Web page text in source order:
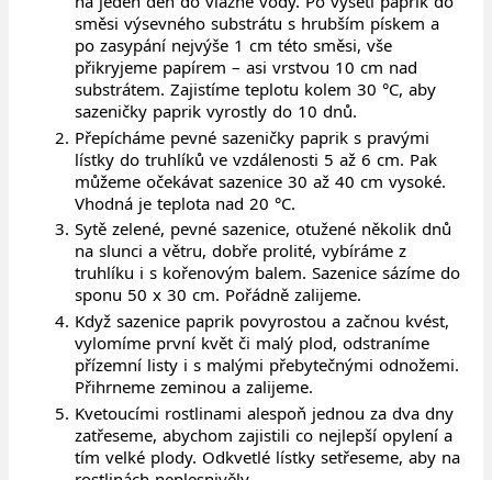
směsi výsevného substrátu s hrubším pískem a
po zasypání nejvýše 1 cm této směsi, vše
přikryjeme papírem – asi vrstvou 10 cm nad
substrátem. Zajistíme teplotu kolem 30 °C, aby
sazeničky paprik vyrostly do 10 dnů.
Přepícháme pevné sazeničky paprik s pravými
lístky do truhlíků ve vzdálenosti 5 až 6 cm. Pak
můžeme očekávat sazenice 30 až 40 cm vysoké.
Vhodná je teplota nad 20 °C.
Sytě zelené, pevné sazenice, otužené několik dnů
na slunci a větru, dobře prolité, vybíráme z
truhlíku i s kořenovým balem. Sazenice sázíme do
sponu 50 x 30 cm. Pořádně zalijeme.
Když sazenice paprik povyrostou a začnou kvést,
vylomíme první květ či malý plod, odstraníme
přízemní listy i s malými přebytečnými odnožemi.
Přihrneme zeminou a zalijeme.
Kvetoucími rostlinami alespoň jednou za dva dny
zatřeseme, abychom zajistili co nejlepší opylení a
tím velké plody. Odkvetlé lístky setřeseme, aby na